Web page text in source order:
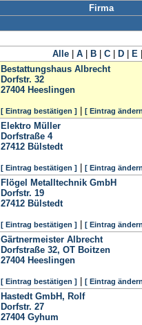
Firma
Alle A B C D E
Bestattungshaus Albrecht
Dorfstr. 32
27404 Heeslingen
[ Eintrag bestätigen ] [ Eintrag
Elektro Müller
Dorfstraße 4
27412 Bülstedt
[ Eintrag bestätigen ] [ Eintrag
Flögel Metalltechnik GmbH
Dorfstr. 19
27412 Bülstedt
[ Eintrag bestätigen ] [ Eintrag
Gärtnermeister Albrecht
Dorfstraße 32, OT Boitzen
27404 Heeslingen
[ Eintrag bestätigen ] [ Eintrag
Hastedt GmbH, Rolf
Dorfstr. 27
27404 Gyhum